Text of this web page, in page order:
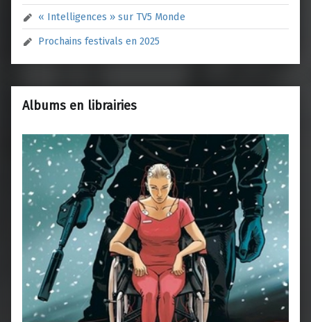
« Intelligences » sur TV5 Monde
Prochains festivals en 2025
Albums en librairies